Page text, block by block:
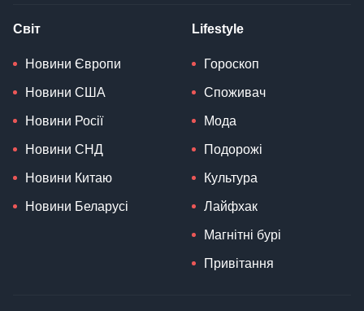
Світ
Новини Європи
Новини США
Новини Росії
Новини СНД
Новини Китаю
Новини Беларусі
Lifestyle
Гороскоп
Споживач
Мода
Подорожі
Культура
Лайфхак
Магнітні бурі
Привітання